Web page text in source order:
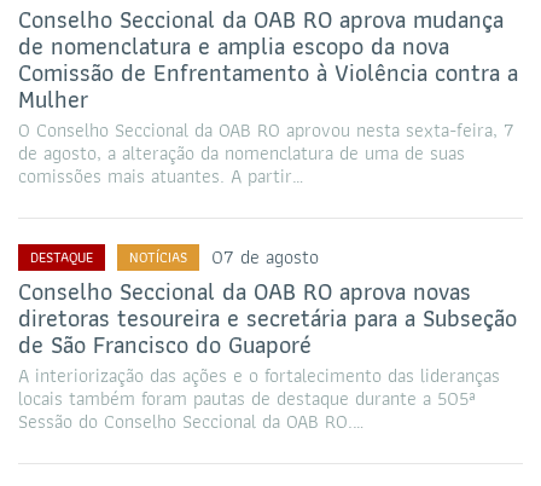
Conselho Seccional da OAB RO aprova mudança
de nomenclatura e amplia escopo da nova
Comissão de Enfrentamento à Violência contra a
Mulher
O Conselho Seccional da OAB RO aprovou nesta sexta-feira, 7
de agosto, a alteração da nomenclatura de uma de suas
comissões mais atuantes. A partir…
DESTAQUE NOTÍCIAS 07 de agosto
Conselho Seccional da OAB RO aprova novas
diretoras tesoureira e secretária para a Subseção
de São Francisco do Guaporé
A interiorização das ações e o fortalecimento das lideranças
locais também foram pautas de destaque durante a 505ª
Sessão do Conselho Seccional da OAB RO.…